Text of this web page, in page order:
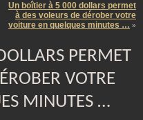
Un boîtier à 5 000 dollars permet
à des voleurs de dérober votre
voiture en quelques minutes … »
PERMET
VOTRE
MINUTES …